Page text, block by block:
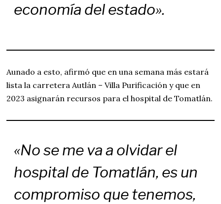
economía del estado».
Aunado a esto, afirmó que en una semana más estará
lista la carretera Autlán – Villa Purificación y que en
2023 asignarán recursos para el hospital de Tomatlán.
«No se me va a olvidar el
hospital de Tomatlán, es un
compromiso que tenemos,